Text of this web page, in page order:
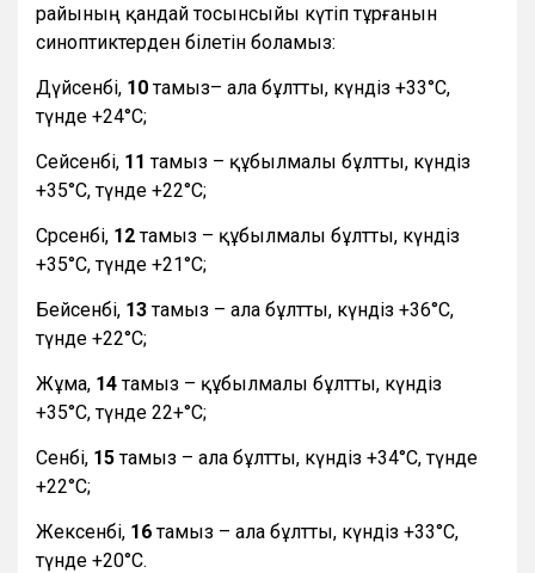
райының қандай тосынсыйы күтіп тұрғанын
синоптиктерден білетін боламыз:
Дүйсенбі, 10тамыз– ала бұлтты, күндіз +33°С,
түнде +24°С;
Сейсенбі, 11тамыз – құбылмалы бұлтты, күндіз
+35°С, түнде +22°С;
Сәрсенбі, 12тамыз – құбылмалы бұлтты, күндіз
+35°С, түнде +21°С;
Бейсенбі, 13тамыз – ала бұлтты, күндіз +36°С,
түнде +22°С;
Жұма, 14тамыз – құбылмалы бұлтты, күндіз
+35°С, түнде 22+°С;
Сенбі, 15тамыз – ала бұлтты, күндіз +34°С, түнде
+22°С;
Жексенбі, 16тамыз – ала бұлтты, күндіз +33°С,
түнде +20°С.